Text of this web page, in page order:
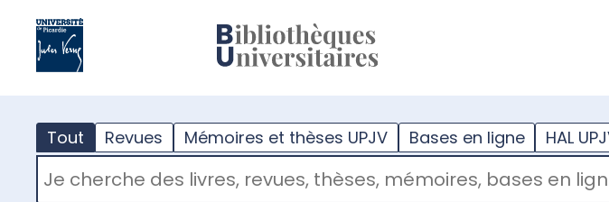
Tout Revues Mémoires et thèses UPJV Bases en ligne HAL
RECHERCHER DANS "TOUT"